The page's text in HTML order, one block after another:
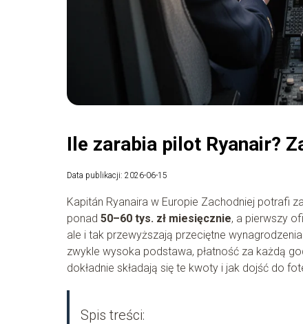
Ile zarabia pilot Ryanair?
Data publikacji: 2026-06-15
Kapitán Ryanaira w Europie Zachodniej potrafi
ponad 50–60 tys. zł miesięcznie, a pierwszy
ale i tak przewyższają przeciętne
zwykle wysoka podstawa, płatność za każdą
dokładnie składają się te kwoty i jak dojść do
Spis treści: